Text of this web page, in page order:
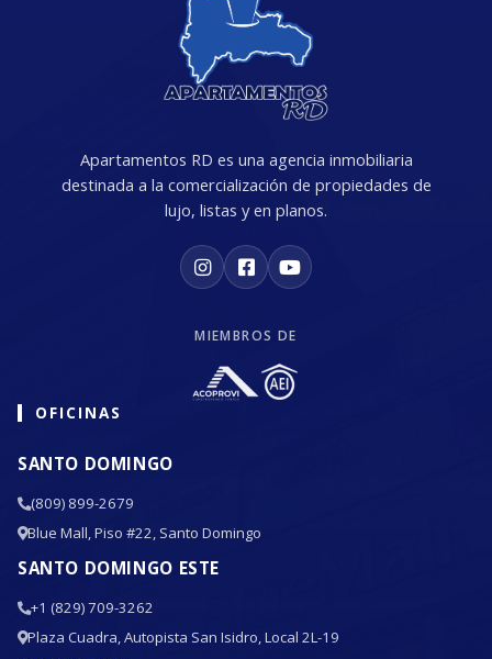
Apartamentos RD es una agencia inmobiliaria
destinada a la comercialización de propiedades de
lujo, listas y en planos.
MIEMBROS DE
OFICINAS
SANTO DOMINGO
(809) 899-2679
Blue Mall, Piso #22, Santo Domingo
SANTO DOMINGO ESTE
+1 (829) 709-3262
Plaza Cuadra, Autopista San Isidro, Local 2L-19